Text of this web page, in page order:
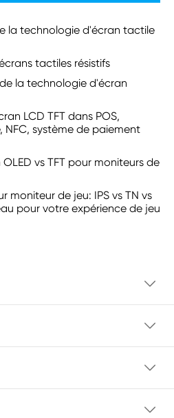
la technologie d'écran tactile
tactiles résistifs
la technologie d'écran
LCD TFT dans POS,
NFC, système de paiement
vs TFT pour moniteurs de
moniteur de jeu: IPS vs TN vs
pour votre expérience de jeu



